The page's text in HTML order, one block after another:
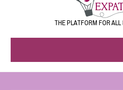
THE PLATFORM FOR